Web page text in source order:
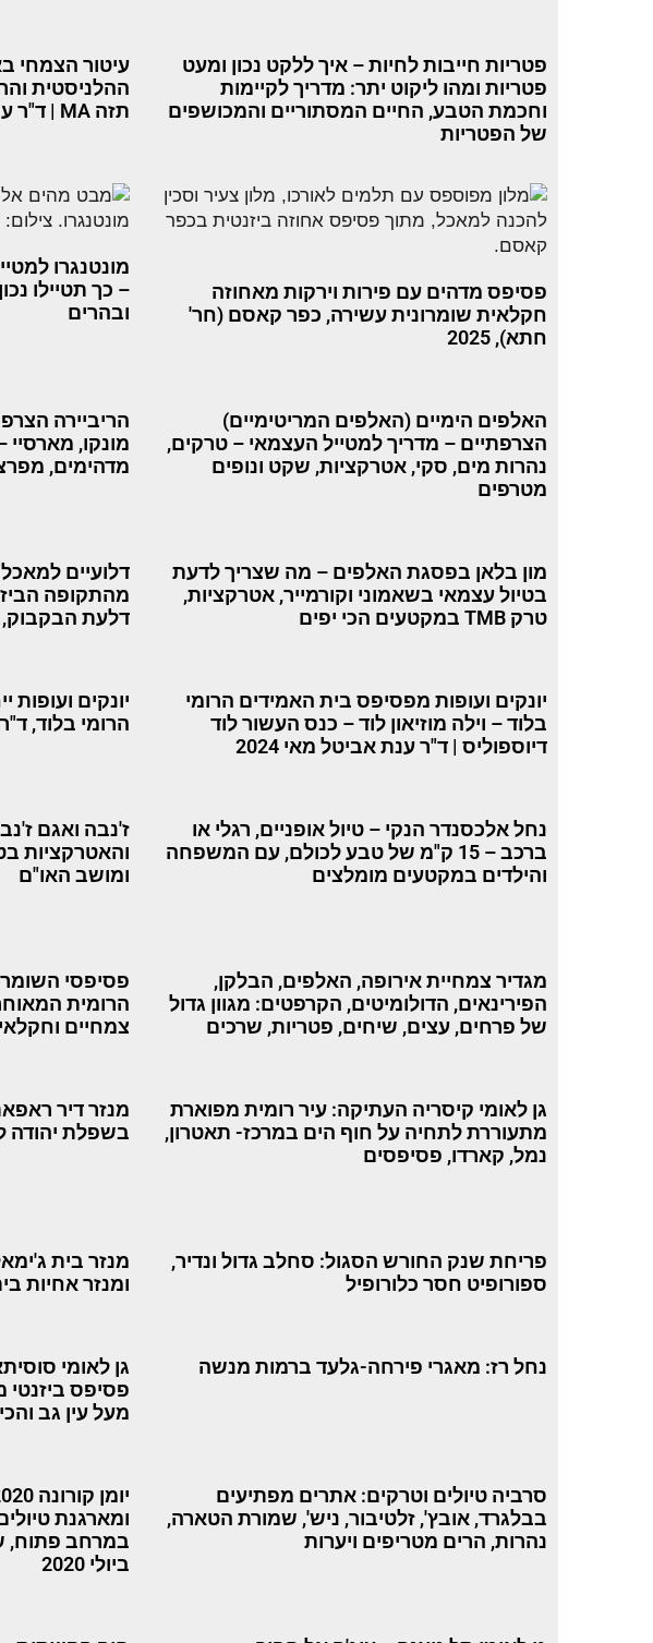
פטריות חייבות לחיות – איך ללקט נכון ומעט
פטריות ומהו ליקוט יתר: מדריך לקיימות
וחכמת הטבע, החיים המסתוריים והמכושפים
של הפטריות
עיטור הצמחי
ההלניסטית
תזה MA | ד"ר ענת אביטל
פסיפס מדהים עם פירות וירקות מאחוזה
חקלאית שומרונית עשירה, כפר קאסם (חר'
חתא), 2025
מונטנגרו
– כך תטיילו
ובהרים
האלפים הימיים (האלפים המריטימיים)
הצרפתיים – מדריך למטייל העצמאי – טרקים,
נהרות מים, סקי, אטרקציות, שקט ונופים
מטרפים
הריביירה
מונקו, מארסיי
מדהימים,
מון בלאן בפסגת האלפים – מה שצריך לדעת
בטיול עצמאי בשאמוני וקורמייר, אטרקציות,
טרק TMB במקטעים הכי יפים
דלועיים
מהתקופה
דלעת הבקבוק,
יונקים ועופות מפסיפס בית האמידים הרומי
בלוד – וילה מוזיאון לוד – כנס העשור לוד
דיוספוליס | ד"ר ענת אביטל מאי 2024
יונקים
הרומי בלוד,
נחל אלכסנדר הנקי – טיול אופניים, רגלי או
ברכב – 15 ק"מ של טבע לכולם, עם המשפחה
והילדים במקטעים מומלצים
ז'נבה ואגם
והאטרקציות
ומושב האו"ם
מגדיר צמחיית אירופה, האלפים, הבלקן,
הפירינאים, הדולומיטים, הקרפטים: מגוון גדול
של פרחים, עצים, שיחים, פטריות, שרכים
פסיפסי
הרומית
צמחיים
גן לאומי קיסריה העתיקה: עיר רומית מפוארת
מתעוררת לתחיה על חוף הים במרכז- תאטרון,
נמל, קארדו, פסיפסים
מנזר דיר
בשפלת יהודה
פריחת שנק החורש הסגול: סחלב גדול ונדיר,
ספורופיט חסר כלורופיל
מנזר בית
ומנזר אחיות
נחל רז: מאגרי פירחה-גלעד ברמות מנשה
גן לאומי
פסיפס ביזנטי
מעל עין גב
סרביה טיולים וטרקים: אתרים מפתיעים
בבלגרד, אובץ', זלטיבור, ניש', שמורת הטארה,
נהרות, הרים מטריפים ויערות
ומארגנת
ביולי 2020